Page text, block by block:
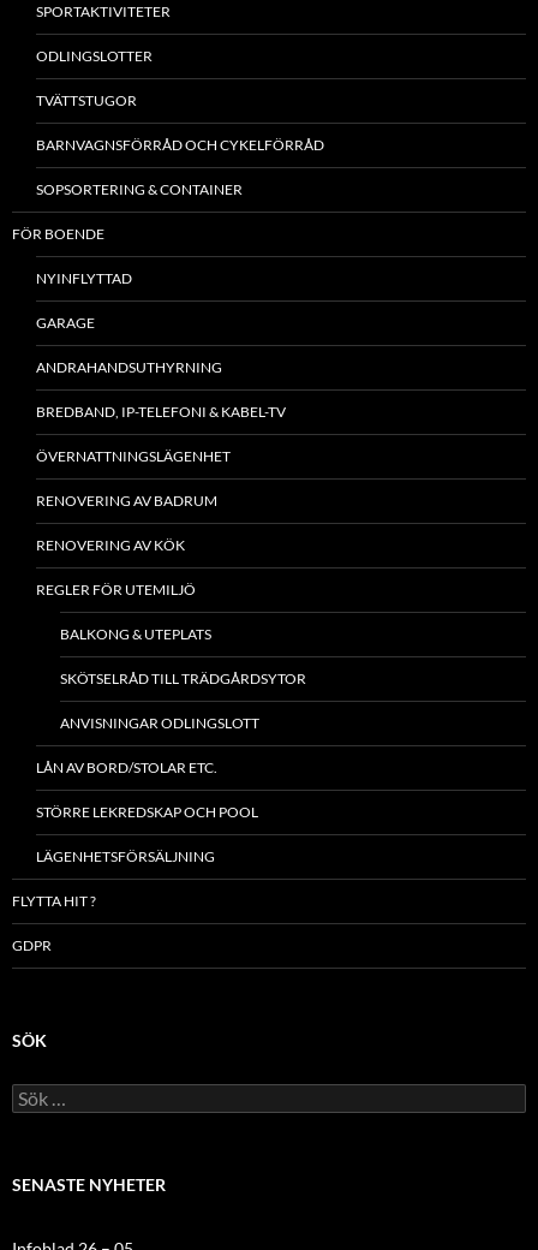
SPORTAKTIVITETER
ODLINGSLOTTER
TVÄTTSTUGOR
BARNVAGNSFÖRRÅD OCH CYKELFÖRRÅD
SOPSORTERING & CONTAINER
FÖR BOENDE
NYINFLYTTAD
GARAGE
ANDRAHANDSUTHYRNING
BREDBAND, IP-TELEFONI & KABEL-TV
ÖVERNATTNINGSLÄGENHET
RENOVERING AV BADRUM
RENOVERING AV KÖK
REGLER FÖR UTEMILJÖ
BALKONG & UTEPLATS
SKÖTSELRÅD TILL TRÄDGÅRDSYTOR
ANVISNINGAR ODLINGSLOTT
LÅN AV BORD/STOLAR ETC.
STÖRRE LEKREDSKAP OCH POOL
LÄGENHETSFÖRSÄLJNING
FLYTTA HIT ?
GDPR
SÖK
Sök
efter:
SENASTE NYHETER